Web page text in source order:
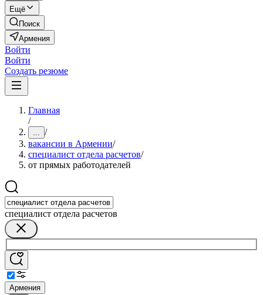
Ещё
Поиск
Армения
Войти
Войти
Создать резюме
Главная
/
... /
вакансии в Армении/
специалист отдела расчетов/
от прямых работодателей
специалист отдела расчетов
Армения